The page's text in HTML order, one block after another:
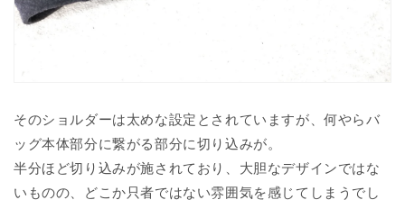
そのショルダーは太めな設定とされていますが、何やらバ
ッグ本体部分に繋がる部分に切り込みが。
半分ほど切り込みが施されており、大胆なデザインではな
いものの、どこか只者ではない雰囲気を感じてしまうでし